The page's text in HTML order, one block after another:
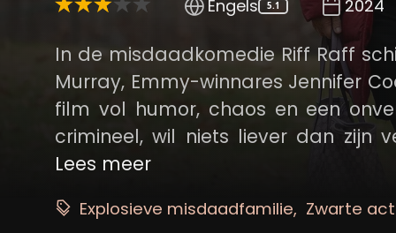
Engels 5.1 2024
In de misdaadkomedie Riff Raff
Murray, Emmy-winnares Jennifer
film vol humor, chaos en een onverwachte
crimineel, wil niets liever dan zijn
leiden. Samen met zijn vrouw
echt samen te zijn en
Lees meer
Explosieve misdaadfamilie Zwarte